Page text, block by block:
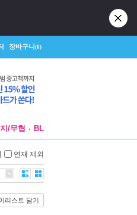
장바구니(0)
/무협 BL
연재 제외
리스트 담기